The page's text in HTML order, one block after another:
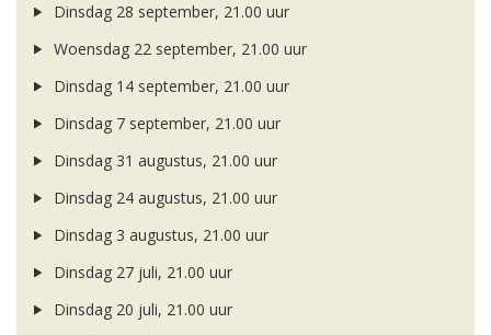
Dinsdag 28 september, 21.00 uur
Woensdag 22 september, 21.00 uur
Dinsdag 14 september, 21.00 uur
Dinsdag 7 september, 21.00 uur
Dinsdag 31 augustus, 21.00 uur
Dinsdag 24 augustus, 21.00 uur
Dinsdag 3 augustus, 21.00 uur
Dinsdag 27 juli, 21.00 uur
Dinsdag 20 juli, 21.00 uur